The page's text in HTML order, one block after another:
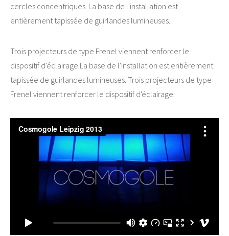
cercles concentriques. La base de l'installation est
entièrement tapissée de guirlandes lumineuses.
Trois projecteurs de type Frenel viennent renforcer le
dispositif d'éclairage.La base de l'installation est entièrement
tapissée de guirlandes lumineuses. Trois projecteurs de type
Frenel viennent renforcer le dispositif d'éclairage.